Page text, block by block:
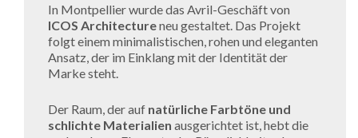
In Montpellier wurde das Avril-Geschäft von
ICOS Architectureneu gestaltet. Das Projekt
folgt einem minimalistischen, rohen und eleganten
Ansatz, der im Einklang mit der Identität der
Marke steht.
Der Raum, der auf natürliche Farbtöne und
schlichte Materialien ausgerichtet ist, hebt die